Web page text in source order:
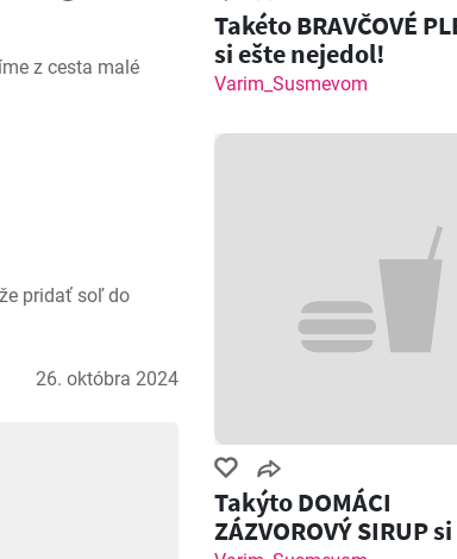
z cesta malé
pridať soľ do
26. októbra 2024
Takéto BRAVČOVÉ
si ešte nejedol!
Varim_Susmevom
Takýto DOMÁCI
ZÁZVOROVÝ SIRUP